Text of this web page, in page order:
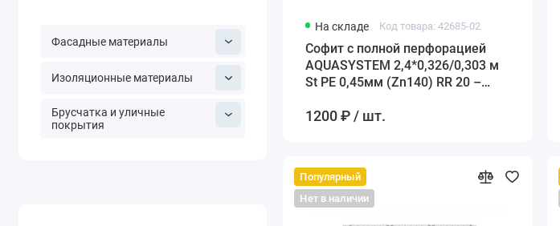
Фасадные материалы
Изоляционные материалы
Брусчатка и уличные
покрытия
На складе Код товара: 42685-02
Софит с полной перфорацией
AQUASYSTEM 2,4*0,326/0,303 м
St PE 0,45мм (Zn140) RR 20 –
1200 ₽ / шт.
Популярный
Нет в наличии